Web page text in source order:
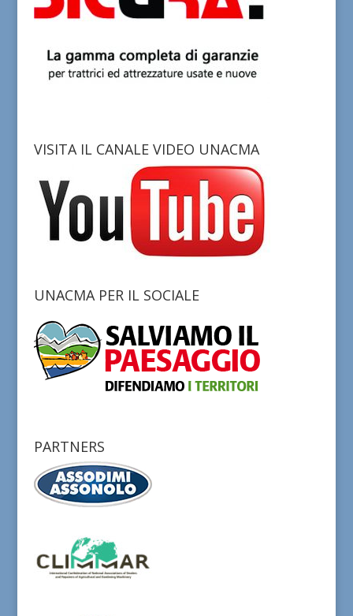
VISITA IL CANALE VIDEO UNACMA
UNACMA PER IL SOCIALE
PARTNERS